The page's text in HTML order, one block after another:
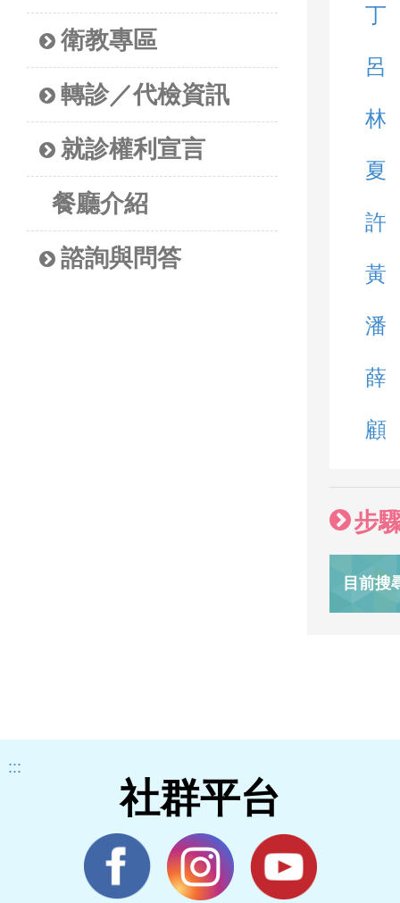
衛教專區
轉診／代檢資訊
就診權利宣言
餐廳介紹
諮詢與問答
丁
呂
林
夏
許
黃
潘
薛
顧
步
目前搜
:::
社群平台